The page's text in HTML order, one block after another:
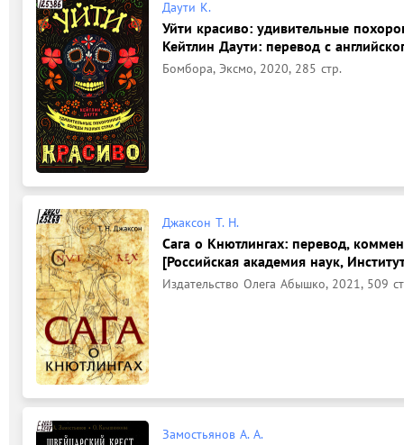
Даути К.
Уйти красиво: удивительные
Кейтлин Даути: перевод с
Бомбора, Эксмо, 2020, 285 стр.
Джаксон Т. Н.
Сага о Кнютлингах: перевод,
[Российская академия наук,
Издательство Олега Абышко, 2021, 509
Замостьянов А. А.